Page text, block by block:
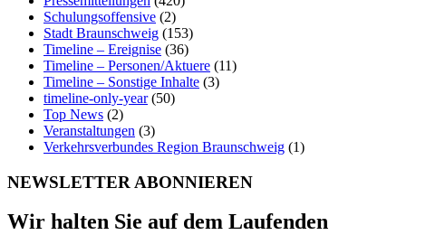
Schulungsoffensive (2)
Stadt Braunschweig (153)
Timeline – Ereignise (36)
Timeline – Personen/Aktuere (11)
Timeline – Sonstige Inhalte (3)
timeline-only-year(50)
Top News (2)
Veranstaltungen (3)
Verkehrsverbundes Region Braunschweig (1)
NEWSLETTER ABONNIEREN
Wir halten Sie auf dem Laufenden